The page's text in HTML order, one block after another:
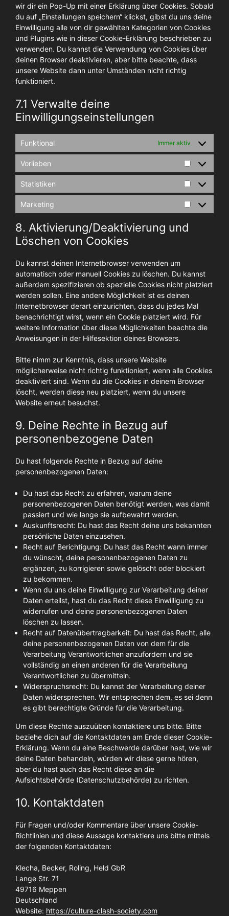
wir dir ein Pop-Up mit einer Erklärung über Cookies. Sobald
du auf „Einstellungen speichern“ klickst, gibst du uns deine
Einwilligung alle von dir gewählten Kategorien von Cookies
und Plugins wie in dieser Cookie-Erklärung beschrieben zu
verwenden. Du kannst die Verwendung von Cookies über
deinen Browser deaktivieren, aber bitte beachte, dass
unsere Website dann unter Umständen nicht richtig
funktioniert.
7.1 Verwalte deine
Einwilligungseinstellungen
Funktional Immer aktiv
Vorlieben
Vorlieben
Statistiken
Statistiken
Marketing
Marketing
8. Aktivierung/Deaktivierung und
Löschen von Cookies
Du kannst deinen Internetbrowser verwenden um
automatisch oder manuell Cookies zu löschen. Du kannst
außerdem spezifizieren ob spezielle Cookies nicht platziert
werden sollen. Eine andere Möglichkeit ist es deinen
Internetbrowser derart einzurichten, dass du jedes Mal
benachrichtigt wirst, wenn ein Cookie platziert wird. Für
weitere Information über diese Möglichkeiten beachte die
Anweisungen in der Hilfesektion deines Browsers.
Bitte nimm zur Kenntnis, dass unsere Website
möglicherweise nicht richtig funktioniert, wenn alle Cookies
deaktiviert sind. Wenn du die Cookies in deinem Browser
löscht, werden diese neu platziert, wenn du unsere
Website erneut besuchst.
9. Deine Rechte in Bezug auf
personenbezogene Daten
Du hast folgende Rechte in Bezug auf deine
personenbezogenen Daten:
Du hast das Recht zu erfahren, warum deine
personenbezogenen Daten benötigt werden, was damit
passiert und wie lange sie aufbewahrt werden.
Auskunftsrecht: Du hast das Recht deine uns bekannten
persönliche Daten einzusehen.
Recht auf Berichtigung: Du hast das Recht wann immer
du wünscht, deine personenbezogenen Daten zu
ergänzen, zu korrigieren sowie gelöscht oder blockiert
zu bekommen.
Wenn du uns deine Einwilligung zur Verarbeitung deiner
Daten erteilst, hast du das Recht diese Einwilligung zu
widerrufen und deine personenbezogenen Daten
löschen zu lassen.
Recht auf Datenübertragbarkeit: Du hast das Recht, alle
deine personenbezogenen Daten von dem für die
Verarbeitung Verantwortlichen anzufordern und sie
vollständig an einen anderen für die Verarbeitung
Verantwortlichen zu übermitteln.
Widerspruchsrecht: Du kannst der Verarbeitung deiner
Daten widersprechen. Wir entsprechen dem, es sei denn
es gibt berechtigte Gründe für die Verarbeitung.
Um diese Rechte auszuüben kontaktiere uns bitte. Bitte
beziehe dich auf die Kontaktdaten am Ende dieser Cookie-
Erklärung. Wenn du eine Beschwerde darüber hast, wie wir
deine Daten behandeln, würden wir diese gerne hören,
aber du hast auch das Recht diese an die
Aufsichtsbehörde (Datenschutzbehörde) zu richten.
10. Kontaktdaten
Für Fragen und/oder Kommentare über unsere Cookie-
Richtlinien und diese Aussage kontaktiere uns bitte mittels
der folgenden Kontaktdaten:
Klecha, Becker, Roling, Held GbR
Lange Str. 71
49716 Meppen
Deutschland
Website: https://culture-clash-society.com